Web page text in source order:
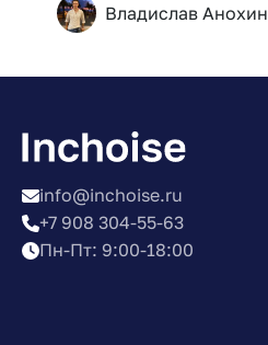
Владислав Анохин
info@inchoise.ru
+7 908 304-55-63
Пн-Пт: 9:00-18:00